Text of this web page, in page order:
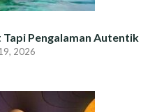
Pengalaman Autentik
2026